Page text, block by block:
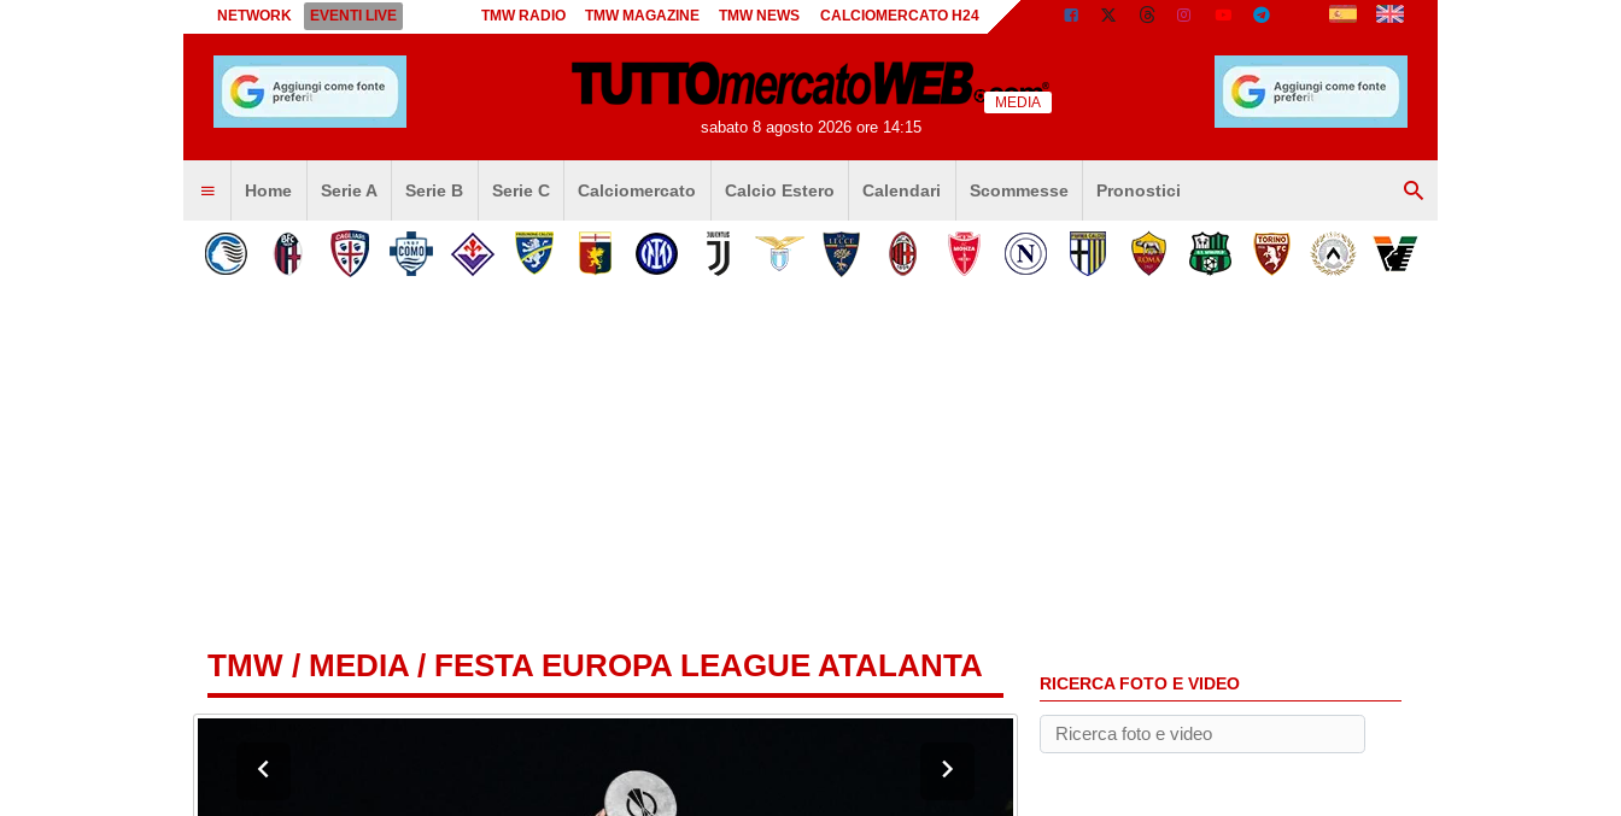
NETWORK EVENTI LIVE TMW RADIO TMW MAGAZINE TMW NEWS CALCIOMERCATO H24
sabato 8 agosto 2026 ore 14:15
MEDIA
Home Serie A Serie B Serie C Calciomercato Calcio Estero Calendari Scommesse Pronostici
TMW / MEDIA / FESTA EUROPA LEAGUE ATALANTA
RICERCA FOTO E VIDEO